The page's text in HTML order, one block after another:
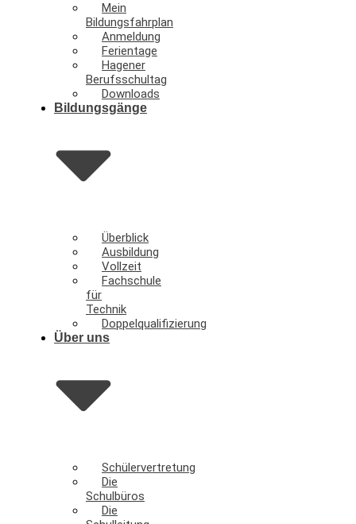
Mein
Bildungsfahrplan
Anmeldung
Ferientage
Hagener
Berufsschultag
Downloads
Bildungsgänge
Überblick
Ausbildung
Vollzeit
Fachschule
für
Technik
Doppelqualifizierung
Über uns
Schülervertretung
Die
Schulbüros
Die